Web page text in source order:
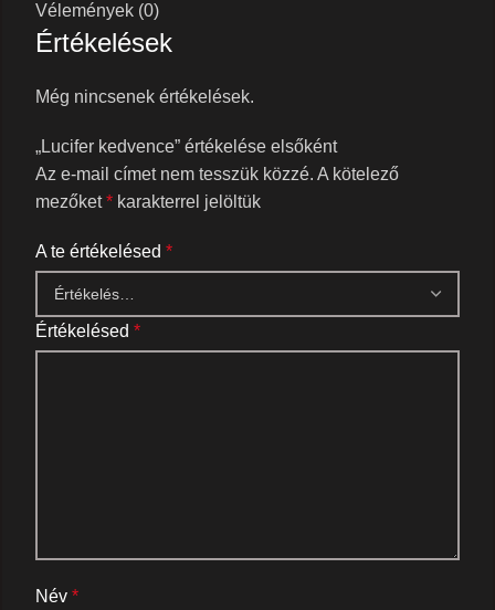
Vélemények (0)
Értékelések
Még nincsenek értékelések.
„Lucifer kedvence” értékelése elsőként
Az e-mail címet nem tesszük közzé. A kötelező
mezőket* karakterrel jelöltük
A te értékelésed *
Értékelésed *
Név *